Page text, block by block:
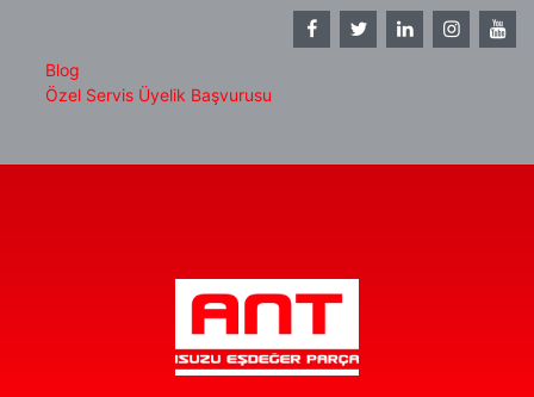
Blog
Özel Servis Üyelik Başvurusu